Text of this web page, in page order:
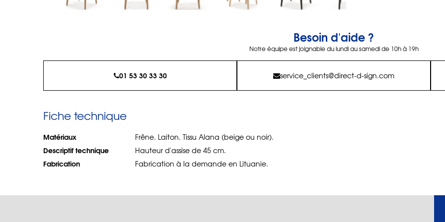
Besoin d'aide ?
Notre équipe est joignable du lundi au samedi de 10h à 19h
01 53 30 33 30 service_clients@direct-d-sign.com
Fiche technique
Matériaux Frêne. Laiton. Tissu Alana (beige ou noir).
Descriptif technique Hauteur d'assise de 45 cm.
Fabrication Fabrication à la demande en Lituanie.